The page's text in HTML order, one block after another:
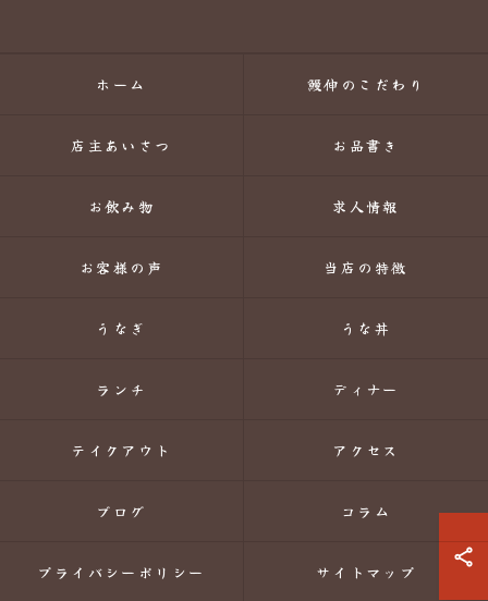
ホーム 鰻伸のこだわり
店主あいさつ お品書き
お飲み物 求人情報
お客様の声 当店の特徴
うなぎ うな丼
ランチ ディナー
テイクアウト アクセス
ブログ コラム
プライバシーポリシー サイトマップ